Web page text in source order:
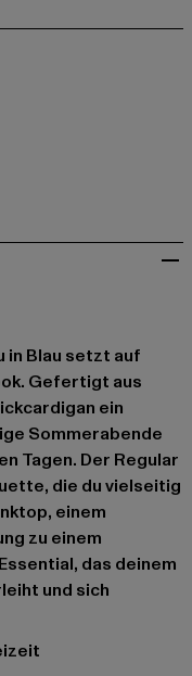
in Blau setzt auf
Gefertigt aus
ein
Sommerabende
Tagen. Der Regular
die du vielseitig
einem
zu einem
das deinem
und sich